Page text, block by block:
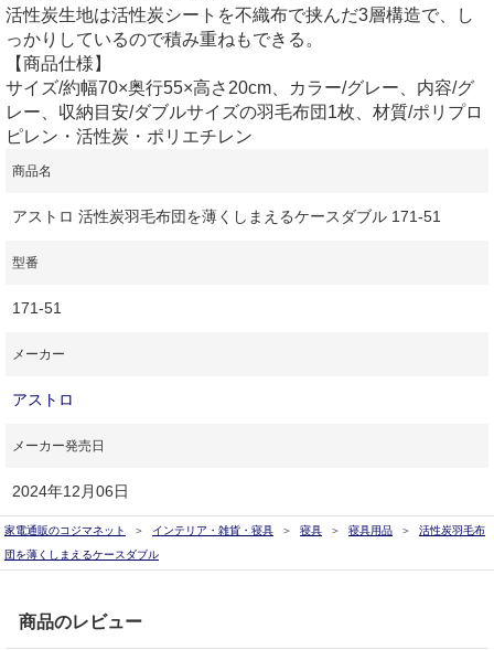
活性炭生地は活性炭シートを不織布で挟んだ3層構造で、し
っかりしているので積み重ねもできる。
【商品仕様】
サイズ/約幅70×奥行55×高さ20cm、カラー/グレー、内容/グ
レー、収納目安/ダブルサイズの羽毛布団1枚、材質/ポリプロ
ピレン・活性炭・ポリエチレン
商品名
アストロ 活性炭羽毛布団を薄くしまえるケースダブル 171-51
型番
171-51
メーカー
アストロ
メーカー発売日
2024年12月06日
家電通販のコジマネット インテリア・雑貨・寝具 寝具 寝具用品
活性炭羽毛布
団を薄くしまえるケースダブル
商品のレビュー